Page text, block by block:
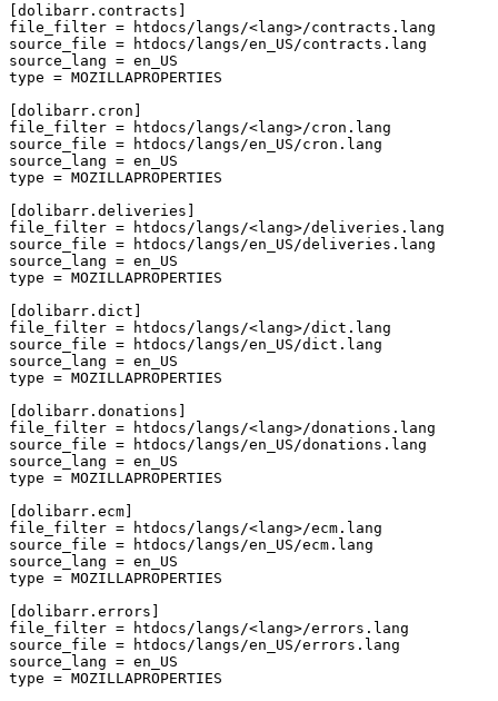
[dolibarr.contracts]
file_filter =
htdocs/langs/<lang>/contracts.lang
source_file =
htdocs/langs/en_US/contracts.lang
source_lang = en_US
type = MOZILLAPROPERTIES
[dolibarr.cron]
file_filter =
htdocs/langs/<lang>/cron.lang
source_file =
htdocs/langs/en_US/cron.lang
source_lang = en_US
type = MOZILLAPROPERTIES
[dolibarr.deliveries]
file_filter =
htdocs/langs/<lang>/deliveries.lang
source_file =
htdocs/langs/en_US/deliveries.lang
source_lang = en_US
type = MOZILLAPROPERTIES
[dolibarr.dict]
file_filter =
htdocs/langs/<lang>/dict.lang
source_file =
htdocs/langs/en_US/dict.lang
source_lang = en_US
type = MOZILLAPROPERTIES
[dolibarr.donations]
file_filter =
htdocs/langs/<lang>/donations.lang
source_file =
htdocs/langs/en_US/donations.lang
source_lang = en_US
type = MOZILLAPROPERTIES
[dolibarr.ecm]
file_filter =
htdocs/langs/<lang>/ecm.lang
source_file =
htdocs/langs/en_US/ecm.lang
source_lang = en_US
type = MOZILLAPROPERTIES
[dolibarr.errors]
file_filter =
htdocs/langs/<lang>/errors.lang
source_file =
htdocs/langs/en_US/errors.lang
source_lang = en_US
type = MOZILLAPROPERTIES